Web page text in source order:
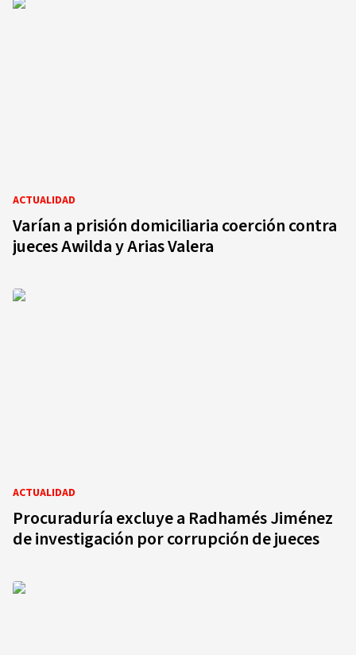
ACTUALIDAD
Varían a prisión domiciliaria coerción contra
jueces Awilda y Arias Valera
ACTUALIDAD
Procuraduría excluye a Radhamés Jiménez
de investigación por corrupción de jueces